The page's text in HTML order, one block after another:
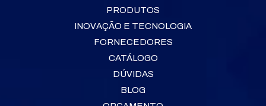
PRODUTOS
INOVAÇÃO E TECNOLOGIA
FORNECEDORES
CATÁLOGO
DÚVIDAS
BLOG